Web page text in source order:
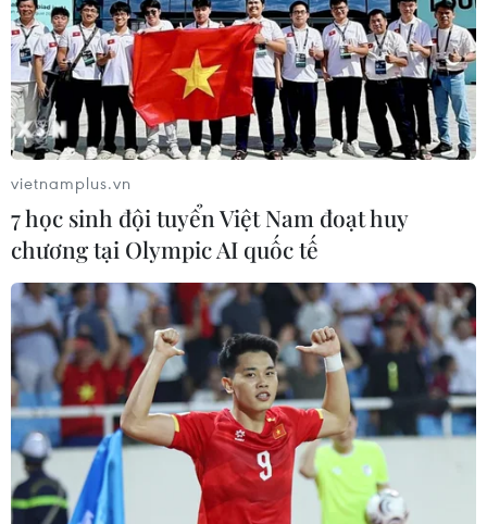
giám sát thỏa thuận ngừng bắn tại thành phố
Hodeidah.
Yemen: Liên quân Arab kêu gọi LHQ can
thiệp để cứu vãn lệnh ngừng bắn
vietnamplus.vn
7 học sinh đội tuyển Việt Nam đoạt huy
chương tại Olympic AI quốc tế